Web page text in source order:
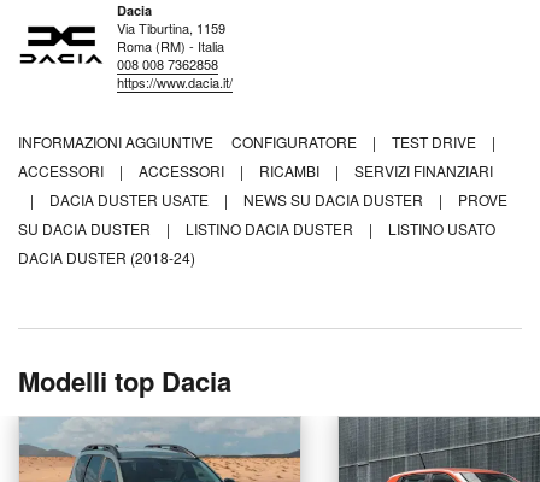
Dacia
Via Tiburtina, 1159
Roma (RM) - Italia
008 008 7362858
https://www.dacia.it/
INFORMAZIONI AGGIUNTIVE CONFIGURATORE | TEST DRIVE
|
ACCESSORI
| ACCESSORI | RICAMBI |
SERVIZI FINANZIARI
|
DACIA DUSTER USATE | NEWS SU DACIA DUSTER |
PROVE
SU DACIA DUSTER
| LISTINO DACIA DUSTER |
LISTINO USATO
DACIA DUSTER (2018-24)
Modelli top Dacia